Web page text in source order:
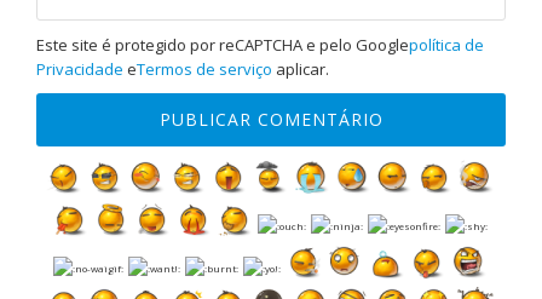
Este site é protegido por reCAPTCHA e pelo Googlepolítica de
Privacidade eTermos de serviço aplicar.